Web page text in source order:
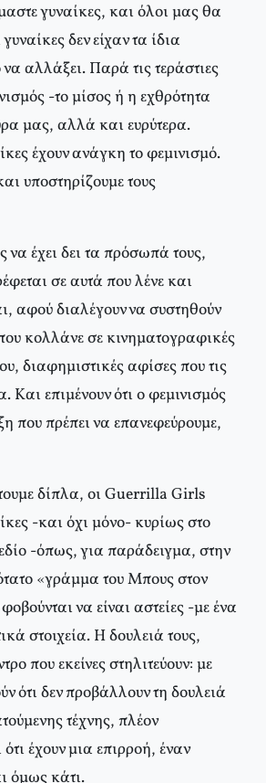
γυναίκες, και όλοι μας θα
δεν είχαν τα ίδια
αλλάξει. Παρά τις τεράστιες
-το μίσος ή η εχθρότητα
μας, αλλά και ευρύτερα.
έχουν ανάγκη το φεμινισμό.
υποστηρίζουμε τους
να έχει δει τα πρόσωπά τους,
σε αυτά που λένε και
αφού διαλέγουν να συστηθούν
κολλάνε σε κινηματογραφικές
διαφημιστικές αφίσες που τις
επιμένουν ότι ο φεμινισμός
που πρέπει να επανεφεύρουμε,
δίπλα, οι Guerrilla Girls
-και όχι μόνο- κυρίως στο
-όπως, για παράδειγμα, στην
«γράμμα του Mπους στον
να είναι αστείες -με ένα
στοιχεία. H δουλειά τους,
που εκείνες στηλιτεύουν: με
ότι δεν προβάλλουν τη δουλειά
τέχνης, πλέον
έχουν μια επιρροή, έναν
όμως κάτι.